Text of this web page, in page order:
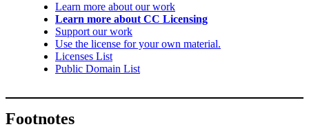
Learn more about our work
Learn more about CC Licensing
Support our work
Use the license for your own material.
Licenses List
Public Domain List
Footnotes